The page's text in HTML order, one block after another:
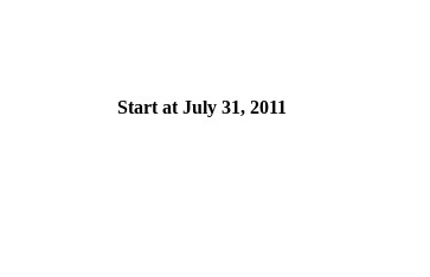
Start at July 31, 2011